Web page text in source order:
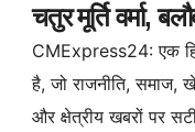
चतुर मूर्ति वर्मा,
CMExpress24: एक
है, जो राजनीति, समाज,
और क्षेत्रीय खबरों पर